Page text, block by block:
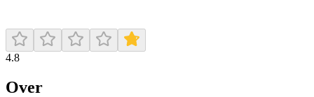
4.8
Over